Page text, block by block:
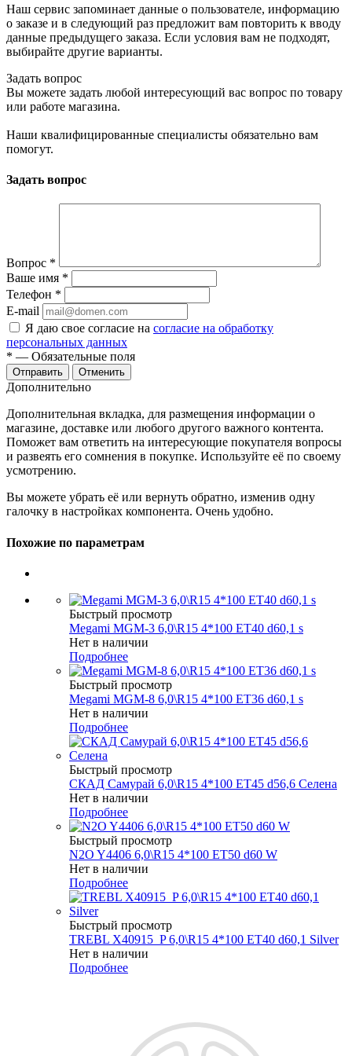
Наш сервис запоминает данные о пользователе, информацию
о заказе и в следующий раз предложит вам повторить к вводу
данные предыдущего заказа. Если условия вам не подходят,
выбирайте другие варианты.
Задать вопрос
Вы можете задать любой интересующий вас вопрос по товару
или работе магазина.
Наши квалифицированные специалисты обязательно вам
помогут.
Задать вопрос
Вопрос *
Ваше имя *
Телефон *
E-mail
Я даю свое согласие на согласие на обработку
персональных данных
* — Обязательные поля
Отменить
Дополнительно
Дополнительная вкладка, для размещения информации о
магазине, доставке или любого другого важного контента.
Поможет вам ответить на интересующие покупателя вопросы
и развеять его сомнения в покупке. Используйте её по своему
усмотрению.
Вы можете убрать её или вернуть обратно, изменив одну
галочку в настройках компонента. Очень удобно.
Похожие по параметрам
Быстрый просмотр
Megami MGM-3 6,0\R15 4*100 ET40 d60,1 s
Нет в наличии
Подробнее
Быстрый просмотр
Megami MGM-8 6,0\R15 4*100 ET36 d60,1 s
Нет в наличии
Подробнее
Быстрый просмотр
СКАД Самурай 6,0\R15 4*100 ET45 d56,6 Селена
Нет в наличии
Подробнее
Быстрый просмотр
N2O Y4406 6,0\R15 4*100 ET50 d60 W
Нет в наличии
Подробнее
Быстрый просмотр
TREBL X40915_P 6,0\R15 4*100 ET40 d60,1 Silver
Нет в наличии
Подробнее